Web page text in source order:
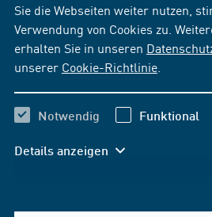
Sie die Webseiten weiter nutzen,
Verwendung von Cookies zu.
erhalten Sie in unseren
unserer Cookie-Richtlinie
Notwendig Funktional
Details anzeigen